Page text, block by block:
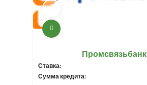
Промсвязьбанк
Ставка:
Сумма кредита: